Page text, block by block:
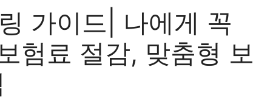
가이드| 나에게 꼭
험료 절감, 맞춤형 보